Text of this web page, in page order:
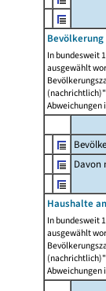
In bundesweit
ausgewählt
Abweichungen
Davon
Haushalte
In bundesweit
ausgewählt
Abweichungen